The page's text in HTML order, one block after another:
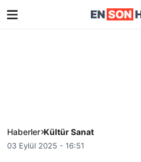
Haberler Kültür Sanat
03 Eylül 2025 - 16:51